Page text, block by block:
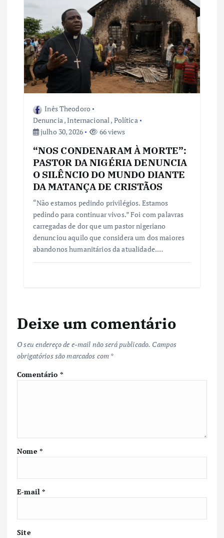
Inês Theodoro
Denuncia,Internacional, Política
julho 30, 2026
66 views
“NOS CONDENARAM À MORTE”:
PASTOR DA NIGÉRIA DENUNCIA
O SILÊNCIO DO MUNDO DIANTE
DA MATANÇA DE CRISTÃOS
“Não estamos pedindo privilégios. Estamos
pedindo para continuar vivos.” Foi com palavras
carregadas de dor que um pastor nigeriano
denunciou aquilo que considera um dos maiores
abandonos humanitários da atualidade.…
Deixe um comentário
O seu endereço de e-mail não será publicado. Campos
obrigatórios são marcados com *
Comentário *
Nome *
E-mail*
Site